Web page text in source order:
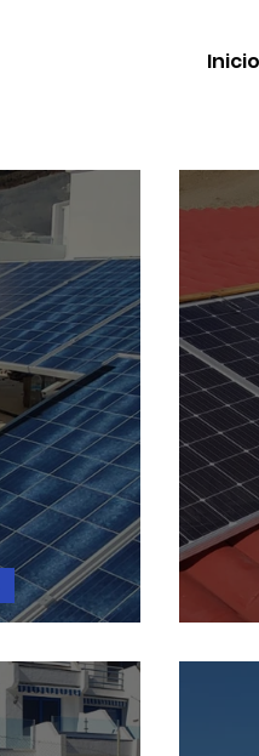
Inicio